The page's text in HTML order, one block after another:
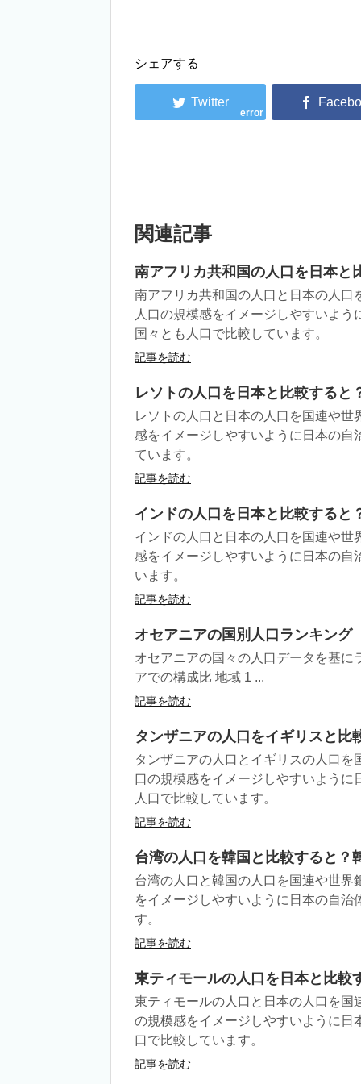
シェアする
error
関連記事
南アフリカ共和国の人口を日本と
南アフリカ共和国の人口と日本の人口
人口の規模感をイメージしやすいよ
国々とも人口で比較しています。
記事を読む
レソトの人口を日本と比較すると
レソトの人口と日本の人口を国連や
感をイメージしやすいように日本の自
ています。
記事を読む
インドの人口を日本と比較すると
インドの人口と日本の人口を国連や
感をイメージしやすいように日本の自
います。
記事を読む
オセアニアの国別人口ランキング
オセアニアの国々の人口データを基に
アでの構成比 地域 1 ...
記事を読む
タンザニアの人口をイギリスと比
タンザニアの人口とイギリスの人口を
口の規模感をイメージしやすいように
人口で比較しています。
記事を読む
台湾の人口を韓国と比較すると？
台湾の人口と韓国の人口を国連や世
をイメージしやすいように日本の自治
す。
記事を読む
東ティモールの人口を日本と比較
東ティモールの人口と日本の人口を国
の規模感をイメージしやすいように日
口で比較しています。
記事を読む